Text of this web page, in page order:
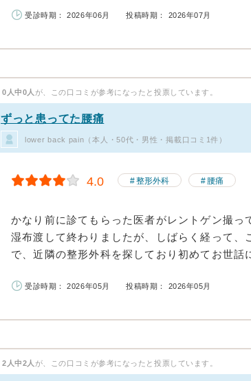
受診時期： 2026年06月 投稿時期： 2026年07月
0人中0人 が、この口コミが参考になったと投票しています。
ずっと患ってた腰痛
lower back pain（本人・50代・男性・掲載口コミ1件）
4.0 整形外科 腰痛
かなり前に診てもらった医者がレントゲン撮っ
湿布渡して終わりましたが、しばらく経って、
で、近隣の整形外科を探しており初めてお世話
受診時期： 2026年05月 投稿時期： 2026年05月
2人中2人 が、この口コミが参考になったと投票しています。